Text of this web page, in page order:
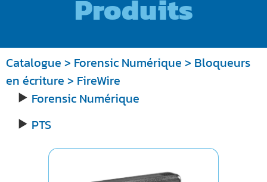
Produits
Catalogue > Forensic Numérique > Bloqueurs
en écriture > FireWire
► Forensic Numérique
► PTS